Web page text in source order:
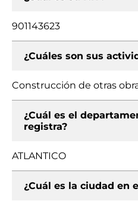
901143623
¿Cuáles son sus
Construcción de otras
¿Cuál es el
registra?
ATLANTICO
¿Cuál es la ciudad en